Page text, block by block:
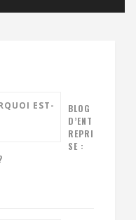
BLOG
D’ENT
REPRI
SE :